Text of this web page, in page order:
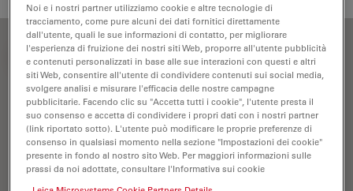
FILTER ARTICLES
Trattamento chirurgico del glaucoma
Noi e i nostri partner utilizziamo cookie e altre tecnologie di
tracciamento, come pure alcuni dei dati fornitici direttamente
dall'utente, quali le sue informazioni di contatto, per migliorare
l'esperienza di fruizione dei nostri siti Web, proporre all'utente pubblicità
e contenuti personalizzati in base alle sue interazioni con questi e altri
siti Web, consentire all'utente di condividere contenuti sui social media,
svolgere analisi e misurare l'efficacia delle nostre campagne
pubblicitarie. Facendo clic su "Accetta tutti i cookie", l'utente presta il
suo consenso e accetta di condividere i propri dati con i nostri partner
(link riportato sotto). L'utente può modificare le proprie preferenze di
consenso in qualsiasi momento nella sezione "Impostazioni dei cookie"
presente in fondo al nostro sito Web. Per maggiori informazioni sulle
prassi da noi adottate, consultare l'Informativa sui cookie